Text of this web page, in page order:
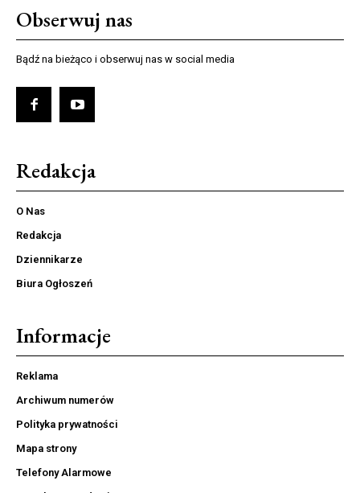
Obserwuj nas
Bądź na bieżąco i obserwuj nas w social media
Redakcja
O Nas
Redakcja
Dziennikarze
Biura Ogłoszeń
Informacje
Reklama
Archiwum numerów
Polityka prywatności
Mapa strony
Telefony Alarmowe